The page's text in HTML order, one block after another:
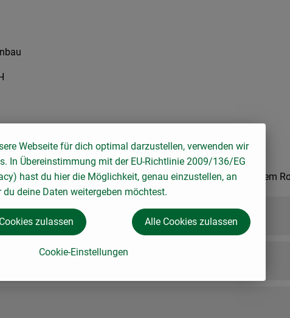
lagern. Schnittfester Käse mit mild bis leicht würzigem
Webseite für dich optimal darzustellen, verwenden wir
In Übereinstimmung mit der EU-Richtlinie 2009/136/EG
hast du hier die Möglichkeit, genau einzustellen, an
deine Daten weitergeben möchtest.
Cookie-Einstellungen
zulassen Alle Cookies zulassen